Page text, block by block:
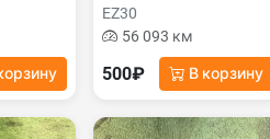
EZ30
56 093 км
500₽ В корзину